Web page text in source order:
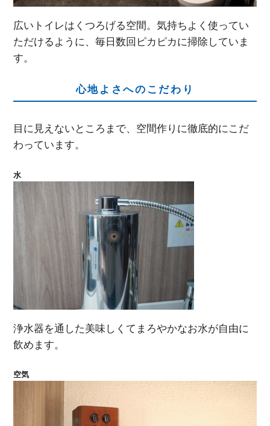
広いトイレはくつろげる空間。気持ちよく使ってい
ただけるように、毎日数回ピカピカに掃除していま
す。
心地よさへのこだわり
目に見えないところまで、空間作りに徹底的にこだ
わっています。
水
浄水器を通した美味しくてまろやかなお水が自由に
飲めます。
空気